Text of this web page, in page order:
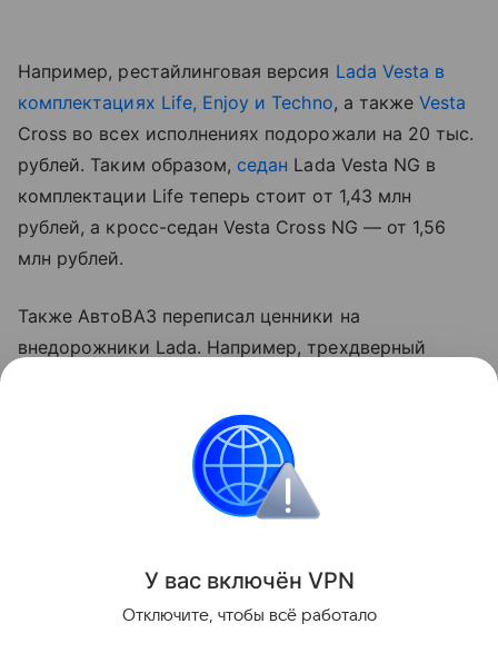
Например, рестайлинговая версия Lada Vesta в
комплектациях Life, Enjoy и Techno, а такжеVesta
Cross во всех исполнениях подорожали на 20 тыс.
рублей. Таким образом, седан Lada Vesta NG в
комплектации Life теперь стоит от 1,43 млн
рублей, а кросс-седан Vesta Cross NG — от 1,56
млн рублей.
Также АвтоВАЗ переписал ценники на
внедорожники Lada. Например, трехдверный
Black теперь стоит на 30 тыс. и 40 тыс. рублей
дороже ― 965 тыс. рублей и 984 тыс. рублей
Поделиться
У вас включён VPN
Отключите, чтобы всё работало